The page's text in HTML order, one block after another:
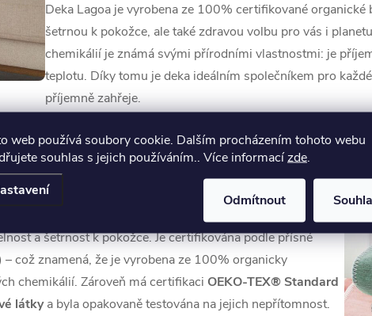
web používá soubory cookie. Dalším procházením tohoto webu
souhlas s jejich používáním.. Více informacízde.
Odmítnout
Deka Lagoa je vyrobena ze 100% certifikované
šetrnou k pokožce, ale také zdravou volbu pro vás i
chemikálií je známá svými přírodními vlastnostmi: je
teplotu. Díky tomu je deka ideálním společníkem pro
příjemně zahřeje.
Standard 100
a šetrnost k pokožce. Je certifikována podle přísné
– což znamená, že je vyrobena ze 100% organicky
chemikálií. Zároveň má certifikaci OEKO-TEX® Standard
látkya byla opakovaně testována na jejich nepřítomnost.